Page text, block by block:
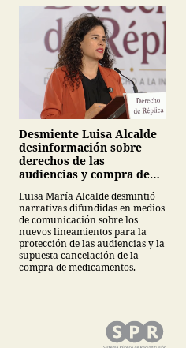
Desmiente Luisa Alcalde
desinformación sobre
derechos de las
audiencias y compra de
Luisa María Alcalde desmintió
narrativas difundidas en medios
de comunicación sobre los
nuevos lineamientos para la
protección de las audiencias y la
supuesta cancelación de la
compra de medicamentos.